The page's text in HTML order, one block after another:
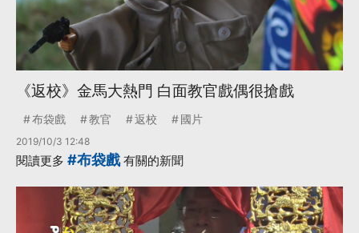
《返校》金馬大熱門 白面教官戲偶很搶戲
布袋戲 教官 返校 國片
2019/10/3 12:48
閱讀更多 #布袋戲有關的新聞